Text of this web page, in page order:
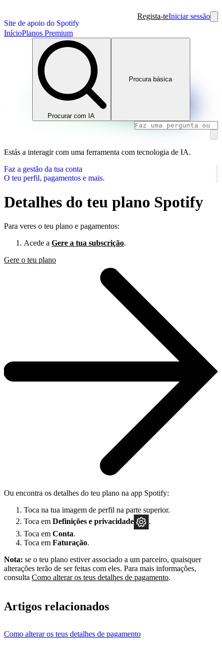
Site de apoio do Spotify
Regista-teIniciar sessão
InícioPlanos Premium
Procurar com IA
Procura básica
Estás a interagir com uma ferramenta com tecnologia de IA.
Faz a gestão da tua conta
O teu perfil, pagamentos e mais.
Detalhes do teu plano Spotify
Para veres o teu plano e pagamentos:
Acede a Gere a tua subscrição.
Gere o teu plano
Ou encontra os detalhes do teu plano na app Spotify:
Toca na tua imagem de perfil na parte superior.
Toca em Definições e privacidade
.
Toca em Conta.
Toca em Faturação.
Nota: se o teu plano estiver associado a um parceiro, quaisquer
alterações terão de ser feitas com eles. Para mais informações,
consulta Como alterar os teus detalhes de pagamento.
Artigos relacionados
Como alterar os teus detalhes de pagamento